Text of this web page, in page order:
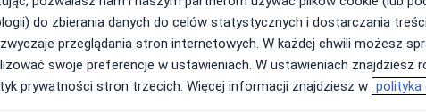
Dziś Jutro Ndz, Pon,
10 Sie
do zbierania danych do celów statystycznych i dostarczania
przeglądania stron internetowych. W każdej chwili możesz
swoje preferencje w ustawieniach. W ustawieniach znajdziesz
prywatności stron trzecich. Więcej informacji znajdziesz w polityka